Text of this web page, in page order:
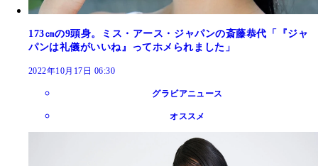
173㎝の9頭身。ミス・アース・ジャパンの斎藤恭代「『ジャ
パンは礼儀がいいね』ってホメられました」
2022年10月17日 06:30
グラビアニュース
オススメ